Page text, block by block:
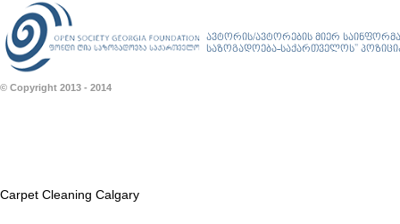
ავტორის/ავტორების მიერ
საზოგადოება-საქართველოს”
© Copyright 2013 - 2014
Carpet Cleaning Calgary